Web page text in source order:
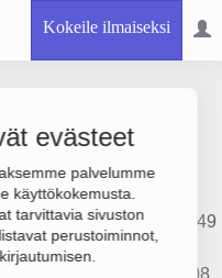
Kokeile ilmaiseksi
evästeet
palvelumme
käyttökokemusta.
tarvittavia sivuston
perustoiminnot,
Oy
on 651 000 €, tulos 149
on
perustamisvuosi 2008